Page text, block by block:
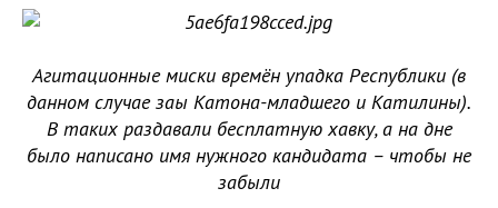
Агитационные миски времён упадка Республики (в
данном случае заы Катона-младшего и Катилины).
В таких раздавали бесплатную хавку, а на дне
было написано имя нужного кандидата – чтобы не
забыли